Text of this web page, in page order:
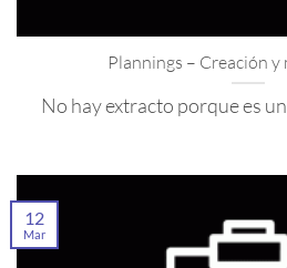
Plannings – Creación
No hay extracto porque es
12
Mar